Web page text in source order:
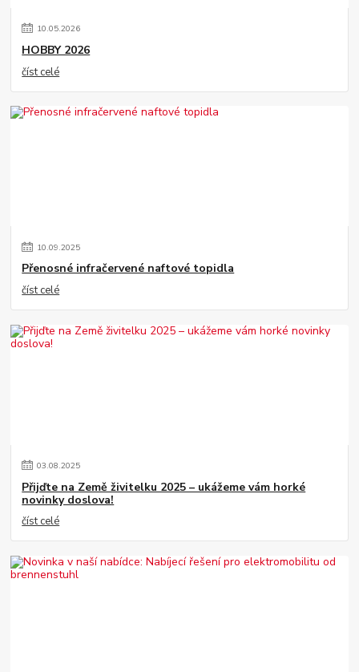
10.05.2026
HOBBY 2026
číst celé
10.09.2025
Přenosné infračervené naftové topidla
číst celé
03.08.2025
Přijďte na Země živitelku 2025 – ukážeme vám horké
novinky doslova!
číst celé